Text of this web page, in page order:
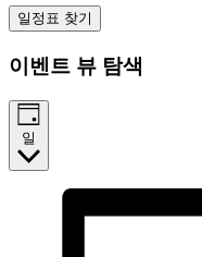
일정표 찾기
이벤트 뷰 탐색
일